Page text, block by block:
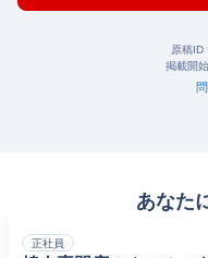
原稿ID
掲載開始
あなた
正社員